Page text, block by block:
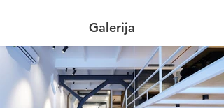
Galerija